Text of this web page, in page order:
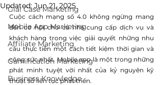
Giải Case Marketing
Mobile App Marketing
Affiliate Marketing
Gamification Marketing
Business Knowledge
Updated:Jun 21, 2025
Cuộc cách mạng số 4.0 không ngừng mang
đến cơ hội cho cả nhà cung cấp dịch vụ và
khách hàng trong việc giải quyết những nhu
cầu thực tiễn một cách tiết kiệm thời gian và
công sức nhất. Mobile app là một trong những
phát minh tuyệt vời nhất của kỷ nguyên kỹ
thuật số liên tục phát triển.